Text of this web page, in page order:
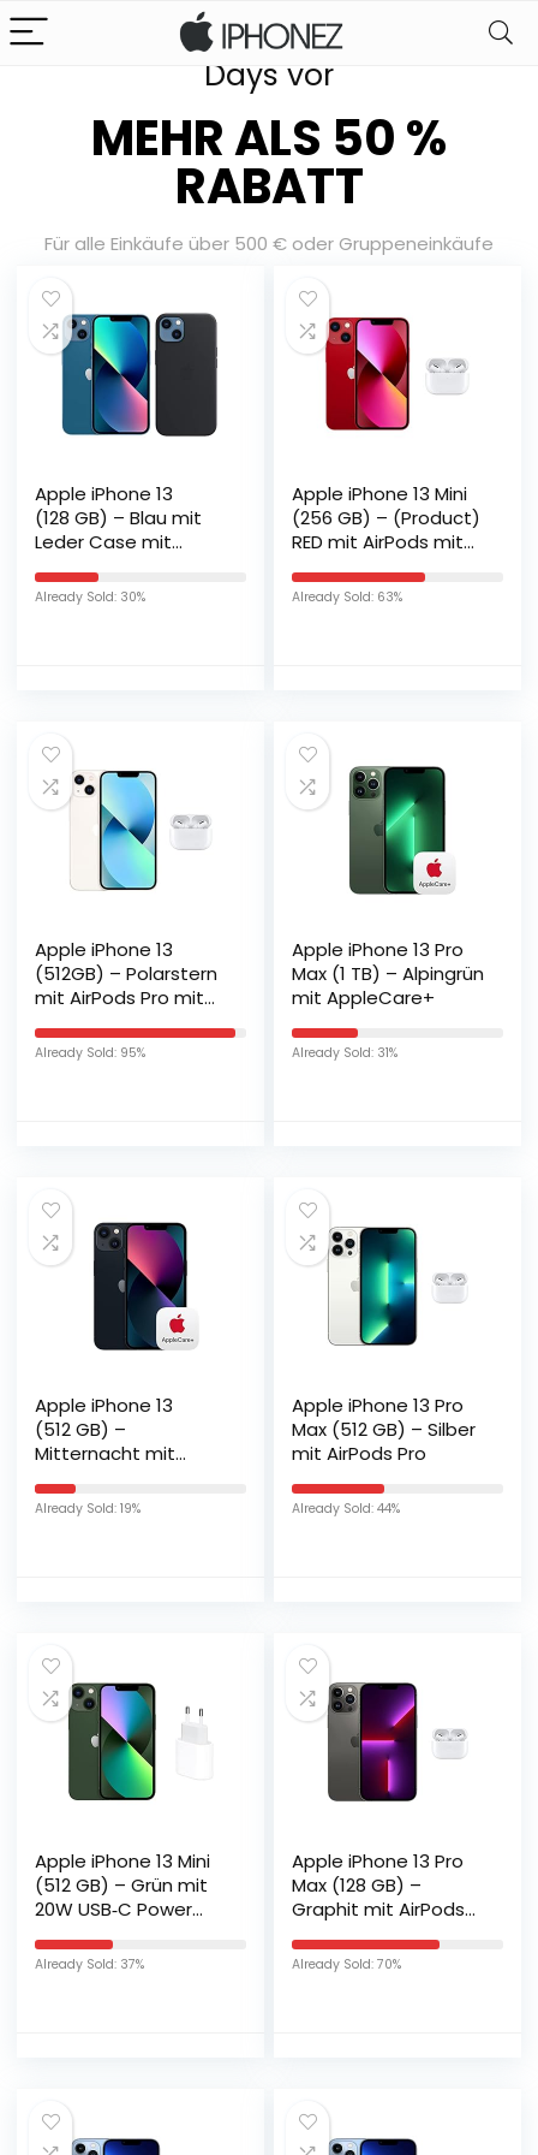
Bereiten Sie sich auf unsere Sale
Days vor
MEHR ALS 50 %
RABATT
Für alle Einkäufe über 500 € oder Gruppeneinkäufe
Apple iPhone 13
(128 GB) – Blau mit
Leder Case mit
13) – Mitternacht
Already Sold: 30%
Apple iPhone 13 Mini
(256 GB) – (Product)
RED mit AirPods mit
Ladecase
Already Sold: 63%
Apple iPhone 13
(512GB) – Polarstern
mit AirPods Pro mit
Already Sold: 95%
Apple iPhone 13 Pro
Max (1 TB) – Alpingrün
mit AppleCare+
Already Sold: 31%
Apple iPhone 13
(512 GB) –
Mitternacht mit
Already Sold: 19%
Apple iPhone 13 Pro
Max (512 GB) – Silber
mit AirPods Pro
Already Sold: 44%
Apple iPhone 13 Mini
(512 GB) – Grün mit
20W USB‑C Power
Already Sold: 37%
Apple iPhone 13 Pro
Max (128 GB) –
Graphit mit AirPods
Already Sold: 70%